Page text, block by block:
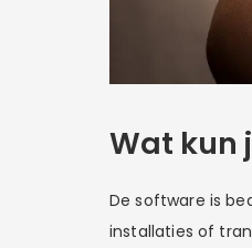
Wat kun
De software is
installaties of